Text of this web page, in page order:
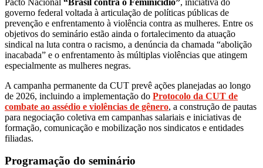
governo federal voltada à articulação de políticas públicas de
prevenção e enfrentamento à violência contra as mulheres. Entre os
objetivos do seminário estão ainda o fortalecimento da atuação
sindical na luta contra o racismo, a denúncia da chamada “abolição
inacabada” e o enfrentamento às múltiplas violências que atingem
especialmente as mulheres negras.
A campanha permanente da CUT prevê ações planejadas ao longo
de 2026, incluindo a implementação do Protocolo da CUT de
combate ao assédio e violências de gênero, a construção de pautas
para negociação coletiva em campanhas salariais e iniciativas de
formação, comunicação e mobilização nos sindicatos e entidades
filiadas.
Programação do seminário